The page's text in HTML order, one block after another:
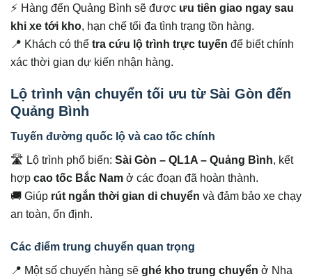
⚡ Hàng đến Quảng Bình sẽ được ưu tiên giao ngay sau
khi xe tới kho, hạn chế tối đa tình trạng tồn hàng.
📍 Khách có thể tra cứu lộ trình trực tuyến để biết chính
xác thời gian dự kiến nhận hàng.
Lộ trình vận chuyển tối ưu từ Sài Gòn đến
Quảng Bình
Tuyến đường quốc lộ và cao tốc chính
🛣 Lộ trình phổ biến: Sài Gòn – QL1A – Quảng Bình, kết
hợp cao tốc Bắc Nam ở các đoạn đã hoàn thành.
🚚 Giúp rút ngắn thời gian di chuyển và đảm bảo xe chạy
an toàn, ổn định.
Các điểm trung chuyển quan trọng
📍 Một số chuyến hàng sẽ ghé kho trung chuyển ở Nha